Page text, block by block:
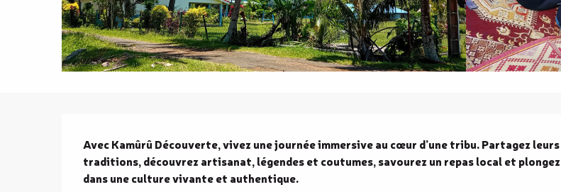
Description
Avec Kamûrû Découverte, vivez une journée immersive au cœur d’une tribu. Partagez leurs
traditions, découvrez artisanat, légendes et coutumes, savourez un repas local et plongez
dans une culture vivante et authentique.